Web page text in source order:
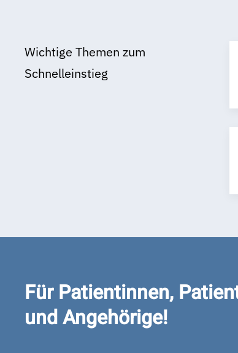
Wichtige Themen zum
Schnelleinstieg
Für Patientinnen,
und Angehörige!